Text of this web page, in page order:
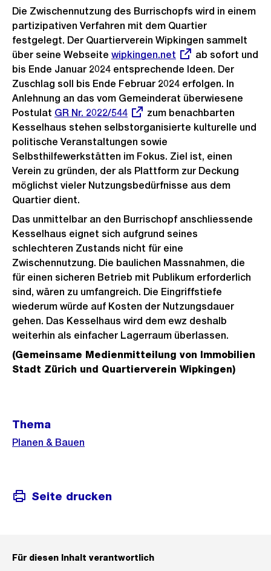
Die Zwischennutzung des Burrischopfs wird in einem
partizipativen Verfahren mit dem Quartier
festgelegt. Der Quartierverein Wipkingen sammelt
über seine Webseite Externer
Link:
wipkingen.net
ab sofort und
bis Ende Januar 2024 entsprechende Ideen. Der
Zuschlag soll bis Ende Februar 2024 erfolgen. In
Anlehnung an das vom Gemeinderat überwiesene
Postulat Externer
Link:
GR Nr. 2022/544
zum benachbarten
Kesselhaus stehen selbstorganisierte kulturelle und
politische Veranstaltungen sowie
Selbsthilfewerkstätten im Fokus. Ziel ist, einen
Verein zu gründen, der als Plattform zur Deckung
möglichst vieler Nutzungsbedürfnisse aus dem
Quartier dient.
Das unmittelbar an den Burrischopf anschliessende
Kesselhaus eignet sich aufgrund seines
schlechteren Zustands nicht für eine
Zwischennutzung. Die baulichen Massnahmen, die
für einen sicheren Betrieb mit Publikum erforderlich
sind, wären zu umfangreich. Die Eingriffstiefe
wiederum würde auf Kosten der Nutzungsdauer
gehen. Das Kesselhaus wird dem ewz deshalb
weiterhin als einfacher Lagerraum überlassen.
(Gemeinsame Medienmitteilung von Immobilien
Stadt Zürich und Quartierverein Wipkingen)
Informationen
Thema
Planen & Bauen
Seite drucken
Für diesen Inhalt verantwortlich